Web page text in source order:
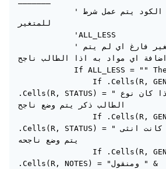
            'هنا بعد اكتمال الكود يتم عمل شرط
للمتغير
            'ALL_LESS
            'اذا كان المتغير فارغ اي لم يتم
اضافة اي مواد به اذا الطالب ناجح
            If ALL_LESS = "" Then
                If .Cells(R, GENDER) = 1 Then
.Cells(R, STATUS) = "ناجح "    'اذا كان نوع
الطالب ذكر يتم وضع ناجح
                If .Cells(R, GENDER) = 2 Then
.Cells(R, STATUS) = "ناجحة "    'اذا كانت انثى
يتم وضع ناجحه
                If .Cells(R, GENDER) = 1 Then
.Cells(R, NOTES) = "ومنقول " &